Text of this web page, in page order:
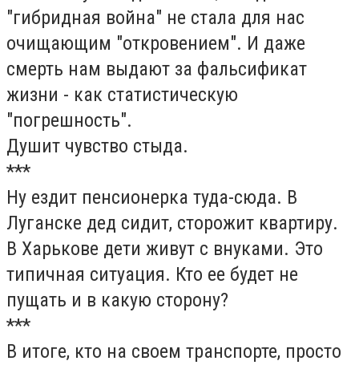
"гибридная война" не стала для нас
очищающим "откровением". И даже
смерть нам выдают за фальсификат
жизни - как статистическую
"погрешность".
Душит чувство стыда.
***
Ну ездит пенсионерка туда-сюда. В
Луганске дед сидит, сторожит квартиру.
В Харькове дети живут с внуками. Это
типичная ситуация. Кто ее будет не
пущать и в какую сторону?
***
В итоге, кто на своем транспорте, просто